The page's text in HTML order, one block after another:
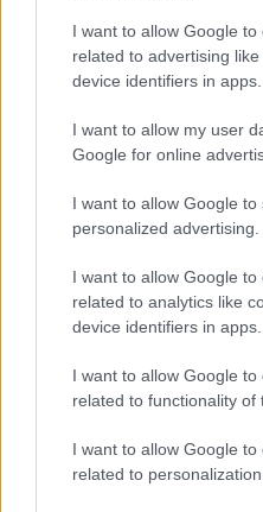
I want to allow Google to
related to advertising
device identifiers in apps.
I want to allow my user
Google for online
I want to allow Google to
personalized advertising.
I want to allow Google to
related to analytics like
device identifiers in apps.
I want to allow Google to
related to functionality of
I want to allow Google to
related to personalization.
Πολιτικές αναταράξεις
πυρετός για τα Στενά
6/08/2026 - 11:07πμ